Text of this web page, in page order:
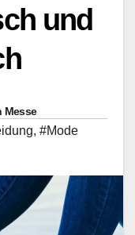
und
Messe
, #Mode